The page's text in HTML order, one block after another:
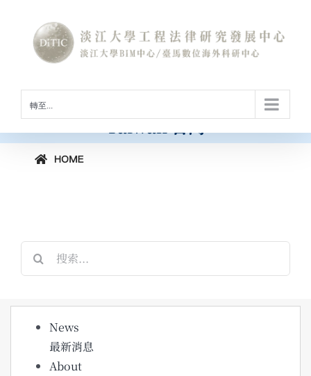
content
轉至...
[horizontal-scrolling group=”GROUP2″]
International Conference on
Construction Law and Digital
Technology
工程法律與數位科技國際研討會
Taiwan 台灣
果：
News
最新消息
About